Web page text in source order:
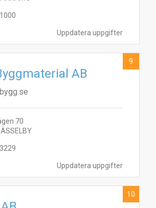
Uppdatera uppgifter
Uppdatera uppgifter
AB
70
9
10